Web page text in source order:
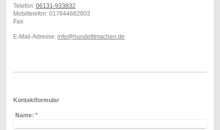
Telefon: 06131-933832
Mobiltelefon: 017644662803
Fax:
E-Mail-Adresse: info@hundefitmachen.de
Kontaktformular
Name: *